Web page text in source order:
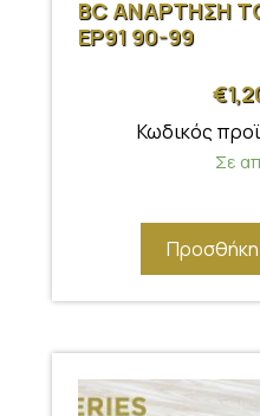
BC ΑΝΑΡΤΗΣΗ
EP91 90-99
€
Κωδικός
Σε